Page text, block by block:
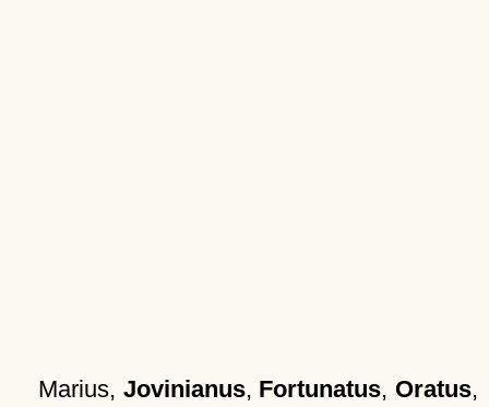
Marius, Jovinianus, Fortunatus, Oratus,